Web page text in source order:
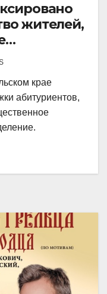
жителей,
с
крае
абитуриентов,